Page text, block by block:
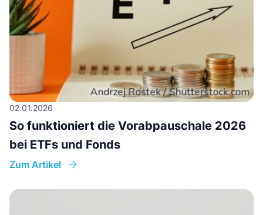
02.01.2026
So funktioniert die Vorabpauschale 2026
bei ETFs und Fonds
Zum Artikel